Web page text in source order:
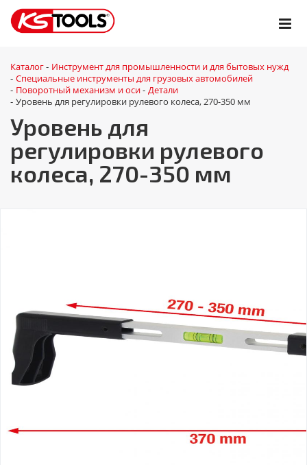
Каталог - Инструмент для промышленности и для бытовых нужд
- Специальные инструменты для грузовых автомобилей
- Поворотный механизм и оси - Детали
- Уровень для регулировки рулевого колеса, 270-350 мм
Уровень для
регулировки рулевого
колеса, 270-350 мм